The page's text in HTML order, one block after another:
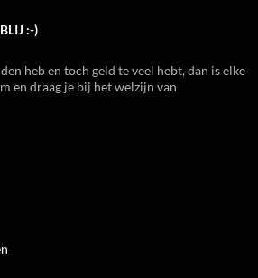
:-)
heb en toch geld te veel hebt, dan is elke
en draag je bij het welzijn van